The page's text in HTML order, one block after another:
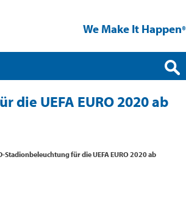
We Make It Happen®
UEFA EURO 2020 ab
für die UEFA EURO 2020 ab